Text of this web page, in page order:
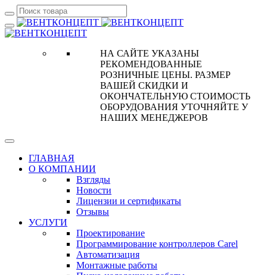
НА САЙТЕ УКАЗАНЫ
РЕКОМЕНДОВАННЫЕ
РОЗНИЧНЫЕ ЦЕНЫ. РАЗМЕР
ВАШЕЙ СКИДКИ И
ОКОНЧАТЕЛЬНУЮ СТОИМОСТЬ
ОБОРУДОВАНИЯ УТОЧНЯЙТЕ У
НАШИХ МЕНЕДЖЕРОВ
ГЛАВНАЯ
О КОМПАНИИ
Взгляды
Новости
Лицензии и сертификаты
Отзывы
УСЛУГИ
Проектирование
Программирование контроллеров Carel
Автоматизация
Монтажные работы